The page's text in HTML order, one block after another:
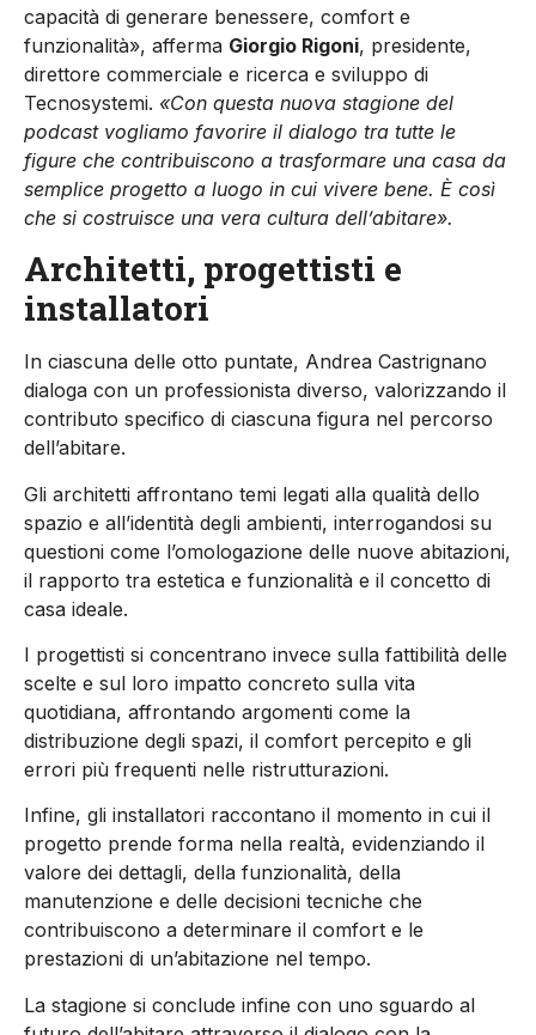
capacità di generare benessere, comfort e
funzionalità», afferma Giorgio Rigoni, presidente,
direttore commerciale e ricerca e sviluppo di
Tecnosystemi. «Con questa nuova stagione del
podcast vogliamo favorire il dialogo tra tutte le
figure che contribuiscono a trasformare una casa da
semplice progetto a luogo in cui vivere bene. È così
che si costruisce una vera cultura dell’abitare».
Architetti, progettisti e
installatori
In ciascuna delle otto puntate, Andrea Castrignano
dialoga con un professionista diverso, valorizzando il
contributo specifico di ciascuna figura nel percorso
dell’abitare.
Gli architetti affrontano temi legati alla qualità dello
spazio e all’identità degli ambienti, interrogandosi su
questioni come l’omologazione delle nuove abitazioni,
il rapporto tra estetica e funzionalità e il concetto di
casa ideale.
I progettisti si concentrano invece sulla fattibilità delle
scelte e sul loro impatto concreto sulla vita
quotidiana, affrontando argomenti come la
distribuzione degli spazi, il comfort percepito e gli
errori più frequenti nelle ristrutturazioni.
Infine, gli installatori raccontano il momento in cui il
progetto prende forma nella realtà, evidenziando il
valore dei dettagli, della funzionalità, della
manutenzione e delle decisioni tecniche che
contribuiscono a determinare il comfort e le
prestazioni di un’abitazione nel tempo.
La stagione si conclude infine con uno sguardo al